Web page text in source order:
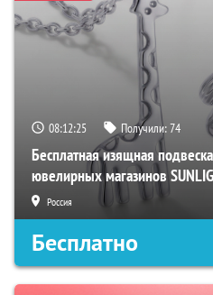
08:12:24 Получили:74
Бесплатная изящная
ювелирных магазинов
Россия
Бесплатно